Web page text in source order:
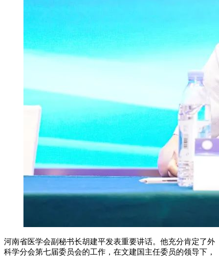
河南省医学会副秘书长胡建平发表重要讲话。他充分肯定了外
科学分会第七届委员会的工作，在文建国主任委员的领导下，